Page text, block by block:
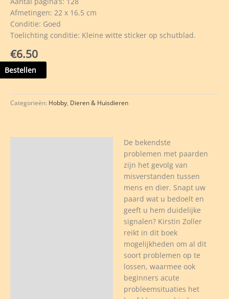
Afmetingen: 22 x 16.5 cm
Conditie: Goed
Toelichting conditie: Kleine witte sticker op schutblad.
€6.50
Bestellen
Categorieën: Hobby, Dieren & Huisdieren
De bekendste
problemen met paarden
zijn het gevolg van
misverstanden tussen
mens en dier. Snapt uw
paard wat u bedoelt en
geeft u hem duidelijke
signalen? Kirstin Zoller
reikt in dit boek
mogelijkheden om al dit
soort problemen op te
lossen, waarmee ook
beginners acute
probleemsituaties het